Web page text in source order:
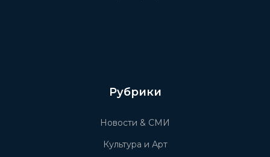
Рубрики
Новости & СМИ
Культура и Арт